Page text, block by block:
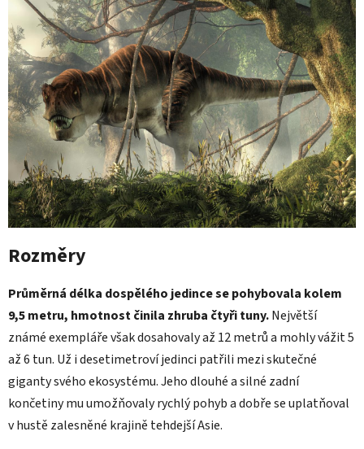
Rozměry
Průměrná délka dospělého jedince se pohybovala kolem
9,5 metru, hmotnost činila zhruba čtyři tuny.Největší
známé exempláře však dosahovaly až 12 metrů a mohly vážit 5
až 6 tun. Už i desetimetroví jedinci patřili mezi skutečné
giganty svého ekosystému. Jeho dlouhé a silné zadní
končetiny mu umožňovaly rychlý pohyb a dobře se uplatňoval
v hustě zalesněné krajině tehdejší Asie.